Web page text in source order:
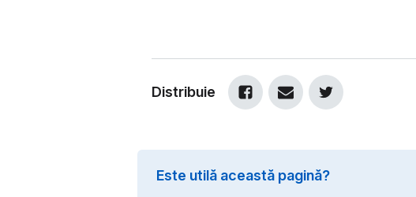
Distribuie
Este utilă această pagină?